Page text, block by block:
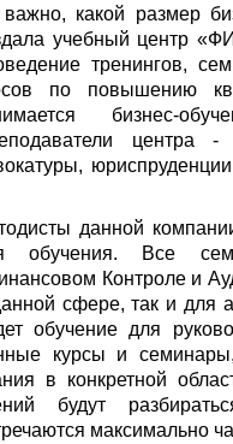
какой размер
учебный центр
тренингов,
по повышению
бизнес-
центра
данной
обучения. Все
Контроле и
сфере, так и для
обучение для
курсы и
в конкретной
будут
максимально